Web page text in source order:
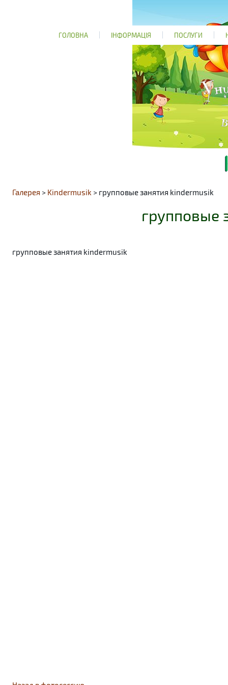
ГОЛОВНА ІНФОРМАЦІЯ ПОСЛУГИ
Галерея > Kindermusik > групповые занятия kindermusik
групповые
групповые занятия kindermusik